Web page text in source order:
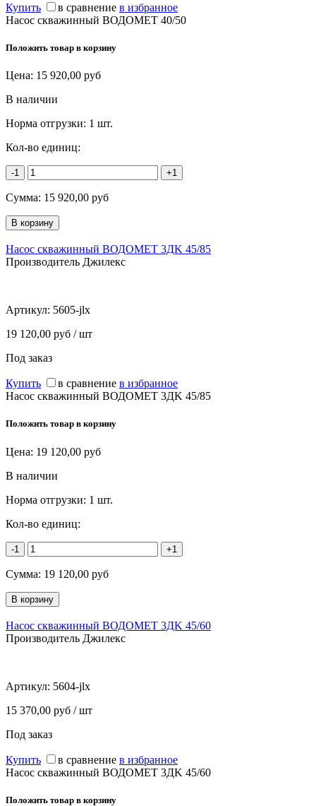
Купить в сравнение в избранное
Насос скважинный ВОДОМЕТ 40/50
Положить товар в корзину
Цена: 15 920,00 руб
В наличии
Норма отгрузки: 1 шт.
Кол-во единиц:
-1 +1
Сумма: 15 920,00 руб
Насос скважинный ВОДОМЕТ 3ДK 45/85
Производитель Джилекс
Артикул: 5605-jlx
19 120,00 руб / шт
Под заказ
Купить в сравнение в избранное
Насос скважинный ВОДОМЕТ 3ДK 45/85
Положить товар в корзину
Цена: 19 120,00 руб
В наличии
Норма отгрузки: 1 шт.
Кол-во единиц:
-1 +1
Сумма: 19 120,00 руб
Насос скважинный ВОДОМЕТ 3ДK 45/60
Производитель Джилекс
Артикул: 5604-jlx
15 370,00 руб / шт
Под заказ
Купить в сравнение в избранное
Насос скважинный ВОДОМЕТ 3ДK 45/60
Положить товар в корзину